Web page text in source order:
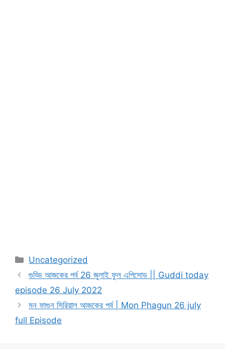
Categories
Uncategorized
গুড্ডি আজকের পর্ব 26 জুলাই ফুল এপিসোড || Guddi today
episode 26 July 2022
মন ফাগুন সিরিয়াল আজকের পর্ব | Mon Phagun 26 july
full Episode